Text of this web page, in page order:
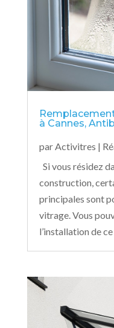
à Cannes,
parActivitres |
Si vous résidez
construction,
principales sont
vitrage. Vous
l’installation de